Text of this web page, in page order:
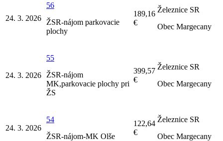
24. 3. 2026
56
ŽSR-nájom parkovacie
plochy
189,16
€
Železnice SR
Obec Margecany
24. 3. 2026
55
ŽSR-nájom
MK,parkovacie plochy pri
ŽS
399,57
€
Železnice SR
Obec Margecany
24. 3. 2026
54
ŽSR-nájom-MK Olše
122,64
€
Železnice SR
Obec Margecany